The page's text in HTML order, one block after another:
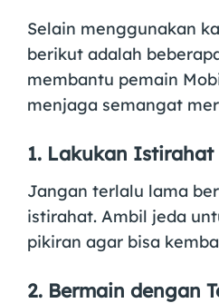
Selain menggunakan
berikut adalah
membantu pemain
menjaga semangat
1. Lakukan Istirahat
Jangan terlalu lama
istirahat. Ambil jeda
pikiran agar bisa
2. Bermain dengan